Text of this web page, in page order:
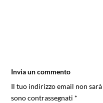
Invia un commento
Il tuo indirizzo email non
sono contrassegnati *